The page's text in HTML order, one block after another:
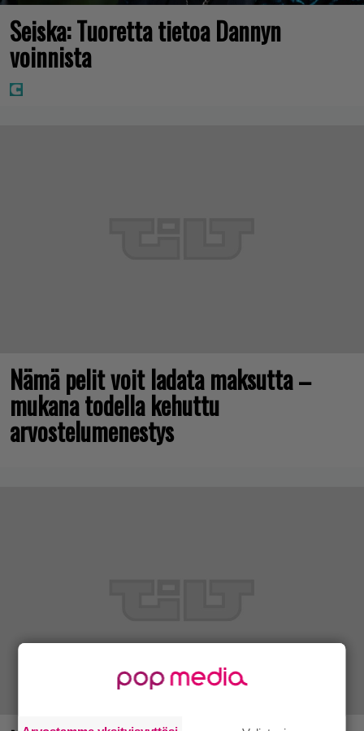
Seiska: Tuoretta tietoa Dannyn
voinnista
Nämä pelit voit ladata maksutta –
mukana todella kehuttu
arvostelumenestys